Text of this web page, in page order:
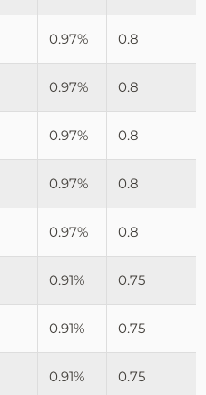
0.97% 0.8
0.97% 0.8
0.97% 0.8
0.97% 0.8
0.97% 0.8
0.91% 0.75
0.91% 0.75
0.91% 0.75